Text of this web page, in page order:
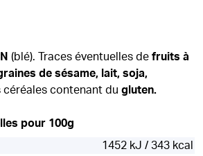
(blé). Traces éventuelles de fruits à
de sésame, lait, soja,
céréales contenant du gluten.
pour 100g
1452 kJ / 343 kcal